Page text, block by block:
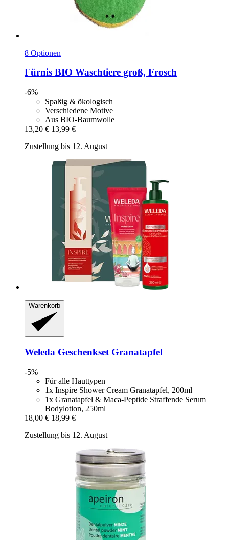
8 Optionen
Fürnis BIO Waschtiere groß, Frosch
-6%
Spaßig & ökologisch
Verschiedene Motive
Aus BIO-Baumwolle
13,20 € 13,99 €
Zustellung bis 12. August
Warenkorb
Weleda Geschenkset Granatapfel
-5%
Für alle Hauttypen
1x Inspire Shower Cream Granatapfel, 200ml
1x Granatapfel & Maca-Peptide Straffende Serum
Bodylotion, 250ml
18,00 € 18,99 €
Zustellung bis 12. August